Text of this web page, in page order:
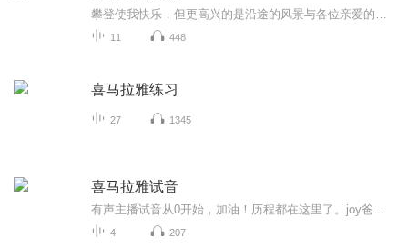
11 448
喜马拉雅练习
27 1345
喜马拉雅试音
4 207